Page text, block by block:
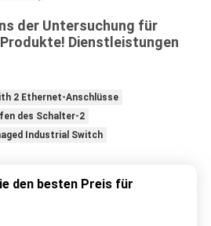
der Untersuchung für
Dienstleistungen
2 Ethernet-Anschlüsse
des Schalter-2
Industrial Switch
den besten Preis für